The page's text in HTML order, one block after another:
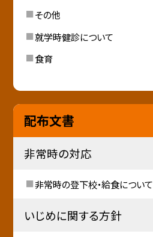
その他
就学時健診について
食育
配布文書
非常時の対応
非常時の登下校・給食について
いじめに関する方針